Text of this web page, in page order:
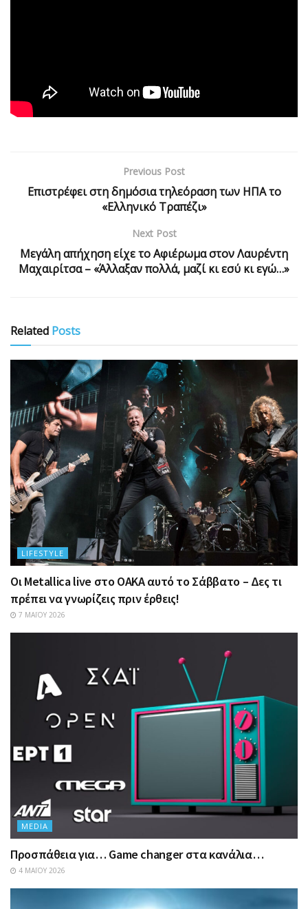
Previous Post
Επιστρέφει στη δημόσια τηλεόραση των ΗΠΑ το
«Ελληνικό Τραπέζι»
Next Post
Μεγάλη απήχηση είχε το Αφιέρωμα στον Λαυρέντη
Μαχαιρίτσα – «Άλλαξαν πολλά, μαζί κι εσύ κι εγώ…»
Related Posts
LIFESTYLE
Οι Metallica live στο ΟΑΚΑ αυτό το Σάββατο – Δες τι
πρέπει να γνωρίζεις πριν έρθεις!
7 ΜΑΪ́ΟΥ 2026
MEDIA
Προσπάθεια για… Game changer στα κανάλια…
4 ΜΑΪ́ΟΥ 2026